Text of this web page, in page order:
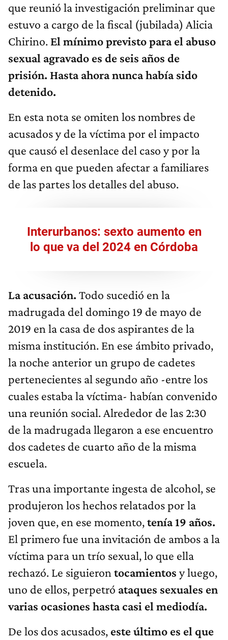
que reunió la investigación preliminar que
estuvo a cargo de la fiscal (jubilada) Alicia
Chirino. El mínimo previsto para el abuso
sexual agravado es de seis años de
prisión. Hasta ahora nunca había sido
detenido.
En esta nota se omiten los nombres de
acusados y de la víctima por el impacto
que causó el desenlace del caso y por la
forma en que pueden afectar a familiares
de las partes los detalles del abuso.
Interurbanos: sexto aumento en
lo que va del 2024 en Córdoba
La acusación. Todo sucedió en la
madrugada del domingo 19 de mayo de
2019 en la casa de dos aspirantes de la
misma institución. En ese ámbito privado,
la noche anterior un grupo de cadetes
pertenecientes al segundo año -entre los
cuales estaba la víctima- habían convenido
una reunión social. Alrededor de las 2:30
de la madrugada llegaron a ese encuentro
dos cadetes de cuarto año de la misma
escuela.
Tras una importante ingesta de alcohol, se
produjeron los hechos relatados por la
joven que, en ese momento,tenía 19 años.
El primero fue una invitación de ambos a la
víctima para un trío sexual, lo que ella
rechazó. Le siguieron tocamientos y luego,
uno de ellos, perpetró ataques sexuales en
varias ocasiones hasta casi el mediodía.
De los dos acusados, este último es el que